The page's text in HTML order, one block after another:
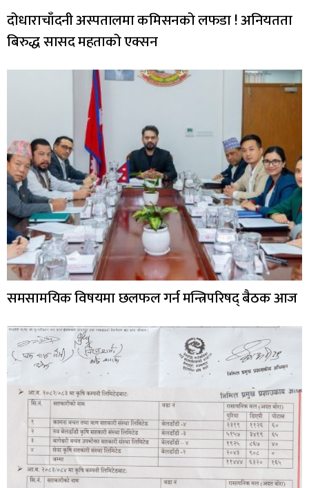
दोधाराचाँदनी अस्पतालमा कमिसनको लफडा ! अनियतता
बिरुद्ध सासद महताको एक्सन
समसामयिक विषयमा छलफल गर्न मन्त्रिपरिषद् बैठक आज